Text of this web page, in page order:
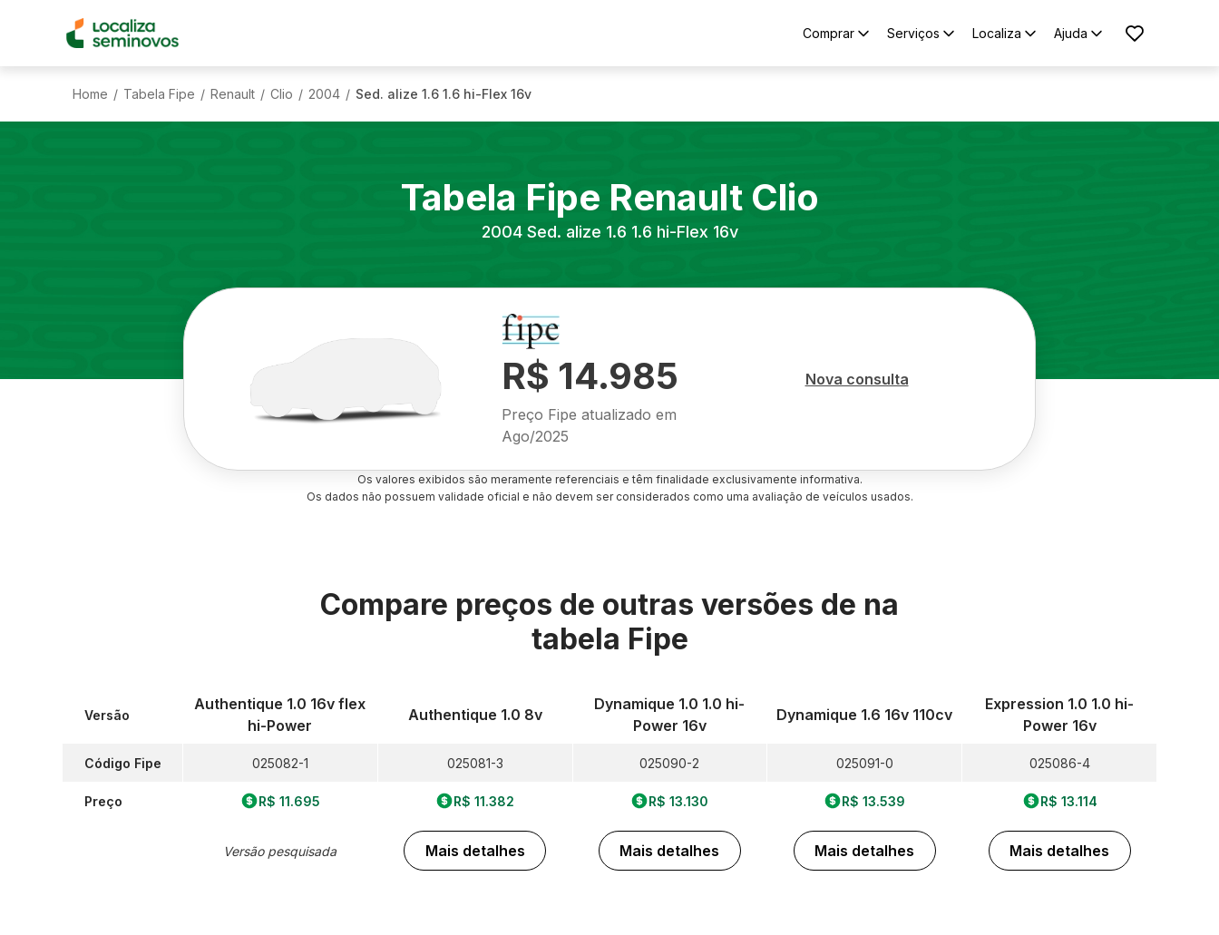
Comprar Serviços Localiza Ajuda
Home / Tabela Fipe / Renault / Clio / 2004 / Sed. alize 1.6 1.6 hi-Flex 16v
Tabela Fipe Renault Clio
2004 Sed. alize 1.6 1.6 hi-Flex 16v
R$ 14.985
Preço Fipe atualizado em
Ago/2025
Nova consulta
Os valores exibidos são meramente referenciais e têm finalidade exclusivamente informativa.
Os dados não possuem validade oficial e não devem ser considerados como uma avaliação de veículos usados.
Compare preços de outras versões de na
tabela Fipe
Versão
Código Fipe
Preço
Authentique 1.0 16v flex
hi-Power
025082-1
R$ 11.695
Versão pesquisada
Authentique 1.0 8v
025081-3
R$ 11.382
Mais detalhes
Dynamique 1.0 1.0 hi-
Power 16v
025090-2
R$ 13.130
Mais detalhes
Dynamique 1.6 16v 110cv
025091-0
R$ 13.539
Mais detalhes
Expression 1.0 1.0 hi-
Power 16v
025086-4
R$ 13.114
Mais detalhes